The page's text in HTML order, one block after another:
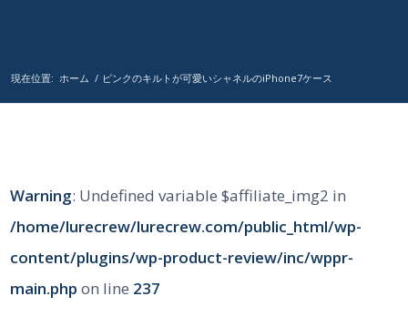
現在位置: ホーム / ピンクのキルトが可愛いシャネルのiPhone7ケース
Warning: Undefined variable $affiliate_img2 in
/home/lurecrew/lurecrew.com/public_html/wp-
content/plugins/wp-product-review/inc/wppr-
main.php on line 237